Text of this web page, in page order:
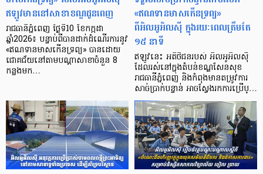
ឥឡូវមាននៅសាខាខណ្ឌដូនពេញ
រាជធានីភ្នំពេញ ថ្ងៃទី10 ខែកក្កដា
ឆ្នាំ2026៖ បន្ទាប់ពីបានដាក់ដំណើរការនូវ
«ឥណទានមាសកើនទ្រព្យ» បានដោយ
ជោគជ័យនៅតាមបណ្តាសាខាចំនួន 8
កន្លងមក…
«ឥណទានមាសកើនទ្រព្យ»
ពីអិលអូអិលស៊ី ក្នុងរយៈពេលត្រឹមតែ
១៥ នាទី
ឥឡូវនេះ អតិថិជនរបស់ អិលអូអិលស៊ី
ដែលរស់នៅក្នុងតំបន់ខណ្ឌសែនសុខ
រាជធានីភ្នំពេញ និងកំពុងមានតម្រូវការ
សាច់ប្រាក់បន្ទាន់ អាចស្វែងរកការប្រើប្…